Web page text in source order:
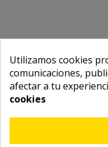
Utilizamos cookies
comunicaciones,
afectar a tu
cookies